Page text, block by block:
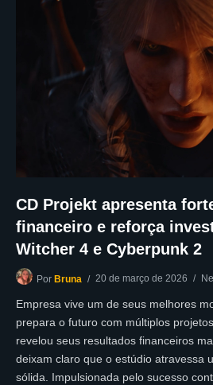
CD Projekt apresenta
financeiro e reforça
Witcher 4 e Cyberpunk 2
Por Bruna 20 de março de 2026
Empresa vive um de seus melhores
prepara o futuro com múltiplos
revelou seus resultados financeiros
deixam claro que o estúdio atravessa
sólida. Impulsionada pelo sucesso